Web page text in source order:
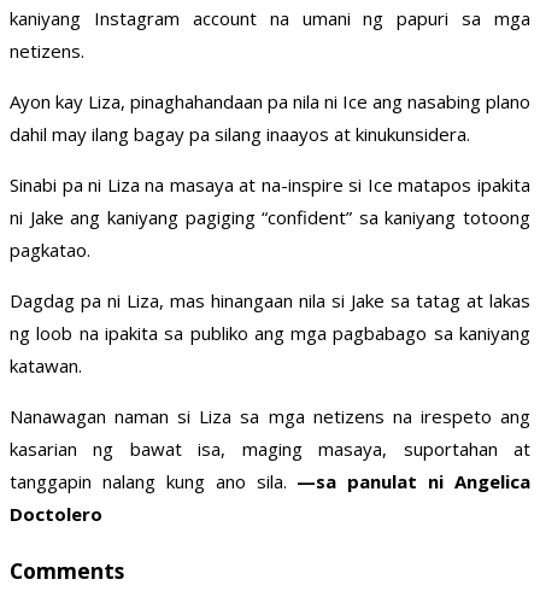
kaniyang Instagram account na umani ng papuri sa mga
netizens.
Ayon kay Liza, pinaghahandaan pa nila ni Ice ang nasabing plano
dahil may ilang bagay pa silang inaayos at kinukunsidera.
Sinabi pa ni Liza na masaya at na-inspire si Ice matapos ipakita
ni Jake ang kaniyang pagiging “confident” sa kaniyang totoong
pagkatao.
Dagdag pa ni Liza, mas hinangaan nila si Jake sa tatag at lakas
ng loob na ipakita sa publiko ang mga pagbabago sa kaniyang
katawan.
Nanawagan naman si Liza sa mga netizens na irespeto ang
kasarian ng bawat isa, maging masaya, suportahan at
tanggapin nalang kung ano sila. —sa panulat ni Angelica
Doctolero
Comments